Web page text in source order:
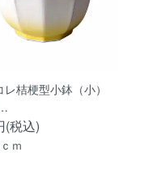
レ桔梗型小鉢（小）
(税込)
ｍ